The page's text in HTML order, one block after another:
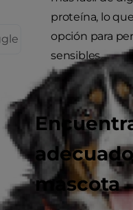
mascota
proteína, lo
opción para
sensibles.
Fuente de
contiene
niacina y la
para la energía
También
el selenio.